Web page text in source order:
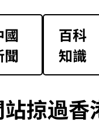
國
聞
百科
知識
掠過